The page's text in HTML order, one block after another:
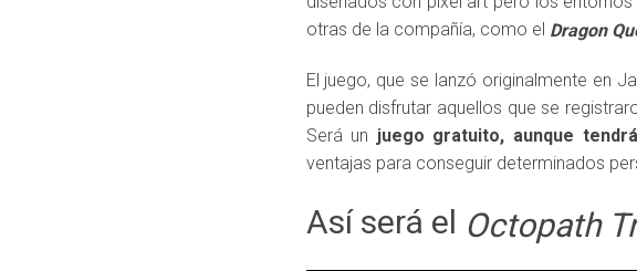
otras de la compañía, como el Dragon
El juego, que se lanzó originalmente en
pueden disfrutar aquellos que se
Será un juego gratuito, aunque
ventajas para conseguir determinados
Así será el Octopath